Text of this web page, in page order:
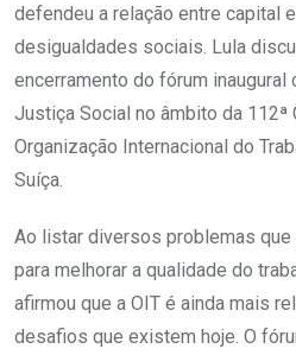
defendeu a relação entre capital
desigualdades sociais. Lula
encerramento do fórum inaugural
Justiça Social no âmbito da 112ª
Organização Internacional do
Suíça.
Ao listar diversos problemas
para melhorar a qualidade do
afirmou que a OIT é ainda mais
desafios que existem hoje. O